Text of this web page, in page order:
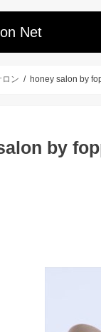
Net
ロン honey salon by
by